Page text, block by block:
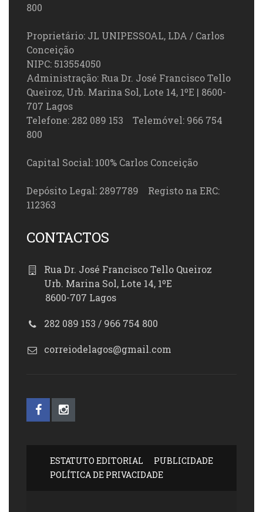
800
Proprietário: JL UNIPESSOAL, LDA / Carlos
Conceição
NIPC: 513554050
Administração: Rua Dr. José Francisco Tello
Queiroz, Urb. Marina Sol, Lote 14, 1ºE | 8600-
707 Lagos
Telefone: 282 089 153 Telemóvel: 966 754
800
Capital Social: 100% Carlos Conceição
Depósito Legal: 2897789 Registo na ERC:
112363
CONTACTOS
Rua Dr. José Francisco Tello Queiroz
Urb. Marina Sol, Lote 14, 1ºE
8600-707 Lagos
282 089 153 / 966 754 800
correiodelagos@gmail.com
ESTATUTO EDITORIAL
PUBLICIDADE
POLÍTICA DE PRIVACIDADE